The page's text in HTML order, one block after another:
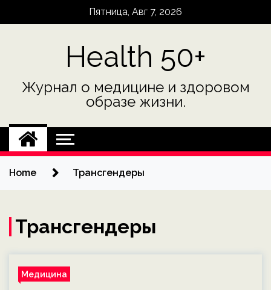
Пятница, Авг 7, 2026
Health 50+
Журнал о медицине и здоровом
образе жизни.
Home Трансгендеры
Трансгендеры
Медицина